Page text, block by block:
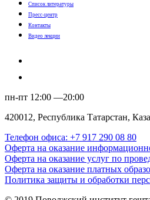
Список литературы
Пресс-центр
Контакты
Видео лекции
пн-пт 12:00 —20:00
420012, Республика Татарстан,
Телефон офиса: +7 917 290 08 80
Оферта на оказание
Оферта на оказание услуг по
Оферта на оказание платных
Политика защиты и обработки